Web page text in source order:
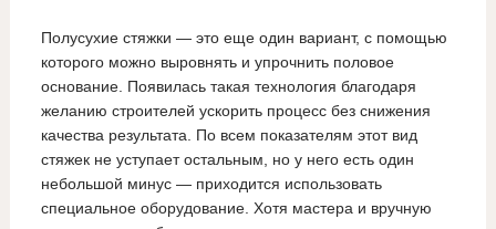
Полусухие стяжки — это еще один вариант, с помощью
которого можно выровнять и упрочнить половое
основание. Появилась такая технология благодаря
желанию строителей ускорить процесс без снижения
качества результата. По всем показателям этот вид
стяжек не уступает остальным, но у него есть один
небольшой минус — приходится использовать
специальное оборудование. Хотя мастера и вручную